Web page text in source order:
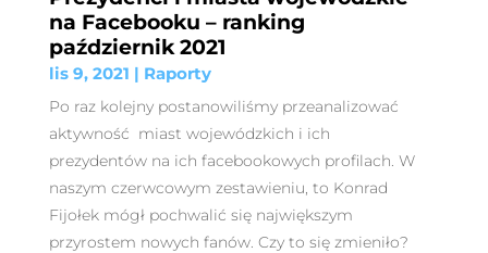
na Facebooku – ranking
październik 2021
lis 9, 2021 | Raporty
Po raz kolejny postanowiliśmy przeanalizować
aktywność miast wojewódzkich i ich
prezydentów na ich facebookowych profilach. W
naszym czerwcowym zestawieniu, to Konrad
Fijołek mógł pochwalić się największym
przyrostem nowych fanów. Czy to się zmieniło?